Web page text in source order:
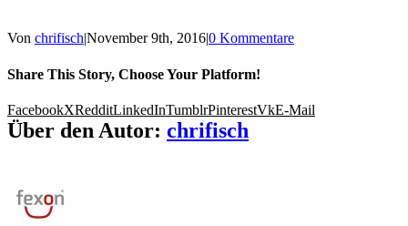
Von chrifisch|November 9th, 2016|0 Kommentare
Share This Story, Choose Your Platform!
FacebookXRedditLinkedInTumblrPinterestVkE-Mail
Über den Autor: chrifisch